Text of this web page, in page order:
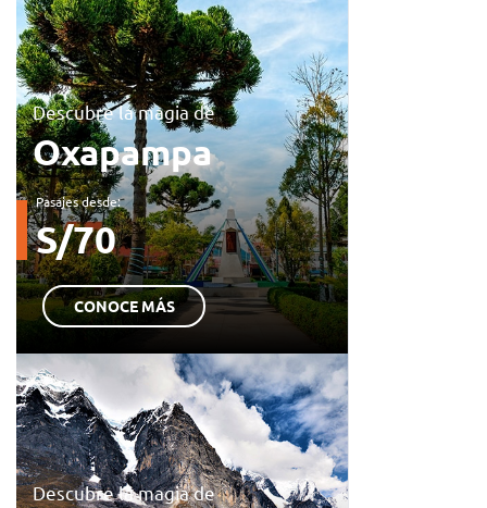
Descubre la magia de
Oxapampa
Pasajes desde:
S/70
CONOCE MÁS
Descubre la magia de